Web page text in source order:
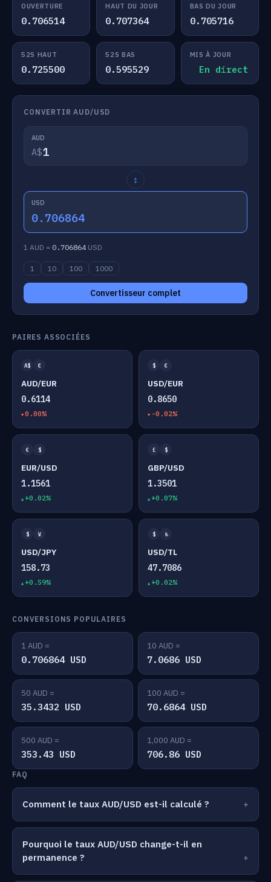
OUVERTURE
0.706514
HAUT DU JOUR
0.707364
BAS DU JOUR
0.705716
52S HAUT
0.725500
52S BAS
0.595529
MIS À JOUR
En direct
CONVERTIR AUD/USD
AUD
A$
↕
USD
0.706864
1 AUD = 0.706864USD
1 10 100 1000
Convertisseur complet
PAIRES ASSOCIÉES
A$ €
AUD/EUR
0.6114
0.00%
$ €
USD/EUR
0.8650
-0.02%
€ $
EUR/USD
1.1561
+0.02%
£ $
GBP/USD
1.3501
+0.07%
$ ¥
USD/JPY
158.73
+0.59%
$ ₺
USD/TL
47.7086
+0.02%
CONVERSIONS POPULAIRES
1 AUD =
0.706864 USD
10 AUD =
7.0686 USD
50 AUD =
35.3432 USD
100 AUD =
70.6864 USD
500 AUD =
353.43 USD
1,000 AUD =
706.86 USD
FAQ
Comment le taux AUD/USD est-il calculé ?
Pourquoi le taux AUD/USD change-t-il en
permanence ?